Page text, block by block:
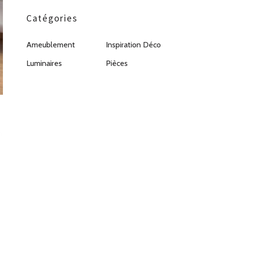
Catégories
Ameublement
Inspiration Déco
Luminaires
Pièces